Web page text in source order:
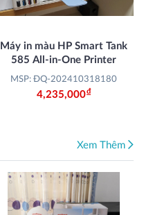
Máy in màu HP Smart Tank
585 All-in-One Printer
MSP: ĐQ-202410318180
4,235,000Đ
Xem Thêm